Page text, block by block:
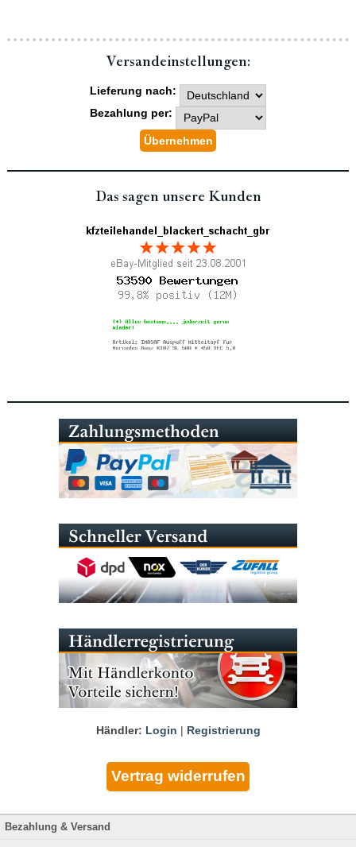
Versand­einstellungen:
Lieferung nach:
Bezahlung per:
Das sagen unsere Kunden
Händler: Login | Registrierung
Bezahlung & Versand